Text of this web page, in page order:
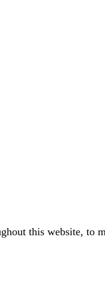
this website, to